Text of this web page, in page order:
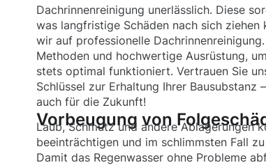
Dachrinnenreinigung unerlässlich. Diese
was langfristige Schäden nach sich
wir auf professionelle
Methoden und hochwertige Ausrüstung,
stets optimal funktioniert. Vertrauen Sie
Schlüssel zur Erhaltung Ihrer
auch für die Zukunft!
Vorbeugung von
Laub, Schmutz und andere Ablagerungen
beeinträchtigen und im schlimmsten Fall
Damit das Regenwasser ohne Probleme